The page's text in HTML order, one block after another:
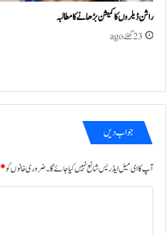
راشن ڈیلروں کا کمیشن بڑھانے کا مطالبہ
23 گھنٹے ago
جواب دیں
آپ کا ای میل ایڈریس شائع نہیں کیا جائے گا۔ضروری خانوں کو*